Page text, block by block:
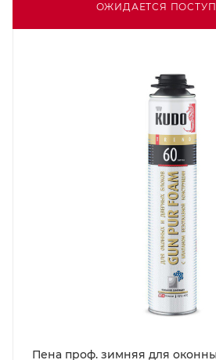
ОЖИДАЕТСЯ
Пена проф. зимняя для